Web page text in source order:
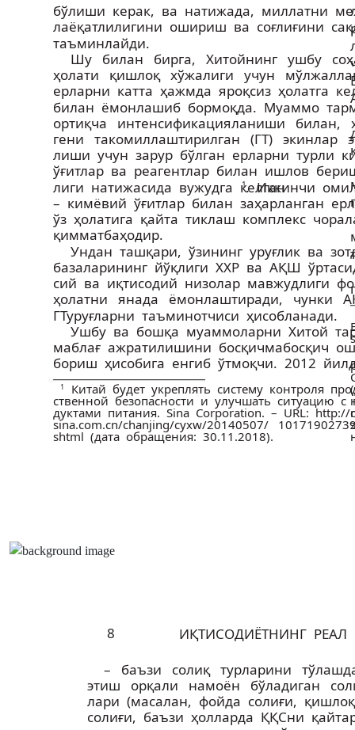
бўлиши керак, ва натижада, миллатни
лаёқатлилигини ошириш ва соғлиғини
таъминлайди.
Шу билан бирга, Хитойнинг ушбу
ҳолати қишлоқ хўжалиги учун
ерларни катта ҳажмда яроқсиз ҳолатга
билан ёмонлашиб бормоқда. Муаммо
ортиқча интенсификацияланиши билан,
гени такомиллаштирилган (ГТ) экинлар
лиши учун зарур бўлган ерларни турли
ўғитлар ва реагентлар билан ишлов
лиги натижасида вужудга келган
1. Иккинчи
– кимёвий ўғитлар билан заҳарланган
ўз ҳолатига қайта тиклаш комплекс
қимматбаҳодир.
Ундан ташқари, ўзининг уруғлик ва
базаларининг йўқлиги ХХР ва АҚШ
сий ва иқтисодий низолар мавжудлиги
ҳолатни янада ёмонлаштиради, чунки
ГТ­уруғларни таъминотчиси ҳисобланади.
Ушбу ва бошқа муаммоларни Хитой
маблағ ажратилишини босқичма­босқич
бориш ҳисобига енгиб ўтмоқчи. 2012
1 Китай будет укреплять систему контроля
ственной безопасности и улучшать ситуацию с
дуктами питания. Sina Corporation. – URL: http://
sina.com.cn/chanjing/cyxw/20140507/
shtml (дата обращения: 30.11.2018).
– баъзи солиқ турларини
этиш орқали намоён бўладиган
лари (масалан, фойда солиғи,
солиғи, баъзи ҳолларда ҚҚСни
8 ИҚТИСОДИЁТНИНГ